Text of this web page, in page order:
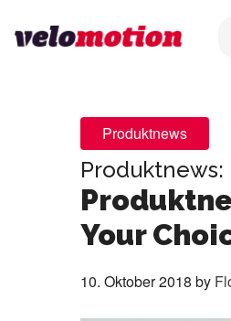
Produktnews
Produktnews:
Your
10. Oktober 2018 by